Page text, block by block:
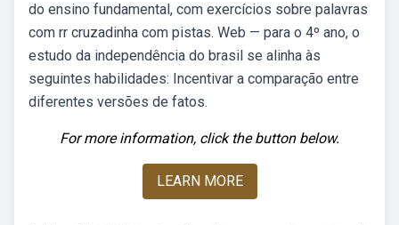
do ensino fundamental, com exercícios sobre palavras
com rr cruzadinha com pistas. Web — para o 4º ano, o
estudo da independência do brasil se alinha às
seguintes habilidades: Incentivar a comparação entre
diferentes versões de fatos.
For more information, click the button below.
LEARN MORE